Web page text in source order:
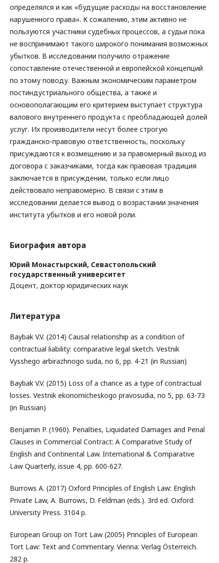
определялся и как «будущие расходы на восстановление
нарушенного права». К сожалению, этим активно не
пользуются участники судебных процессов, а судьи пока
не воспринимают такого широкого понимания возможных
убытков. В исследовании получило отражение
сопоставление отечественной и европейской концепций
по этому поводу. Важным экономическим параметром
постиндустриального общества, а также и
основополагающим его критерием выступает структура
валового внутреннего продукта с преобладающей долей
услуг. Их производители несут более строгую
гражданско-правовую ответственность, поскольку
присуждаются к возмещению и за правомерный выход из
договора с заказчиками, тогда как правовая традиция
заключается в присуждении, только если лицо
действовало неправомерно. В связи с этим в
исследовании делается вывод о возрастании значения
института убытков и его новой роли.
Биография автора
Юрий Монастырский, Севастопольский
государственный университет
Доцент, доктор юридических наук
Литература
Baybak V.V. (2014) Causal relationship as a condition of
contractual liability: comparative legal sketch. Vestnik
Vysshego arbirazhnogo suda, no 6, pp. 4-21 (in Russian)
Baybak V.V. (2015) Loss of a chance as a type of contractual
losses. Vestnik ekonomicheskogo pravosudia, no 5, pp. 63-73
(in Russian)
Benjamin P. (1960). Penalties, Liquidated Damages and Penal
Clauses in Commercial Contract: A Comparative Study of
English and Continental Law. International & Comparative
Law Quarterly, issue 4, pp. 600-627.
Burrows A. (2017) Oxford Principles of English Law: English
Private Law, A. Burrows, D. Feldman (eds.). 3rd ed. Oxford:
University Press. 3104 p.
European Group on Tort Law (2005) Principles of European
Tort Law: Text and Commentary. Vienna: Verlag Österreich.
282 p.